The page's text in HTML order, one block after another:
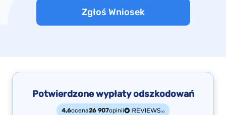
Zgłoś Wniosek
Potwierdzone wypłaty odszkodowań
4,6ocena26 907opinii